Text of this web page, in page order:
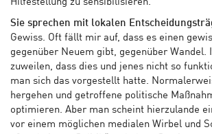
Hilfestellung zu sensibilisieren.
Sie sprechen mit lokalen
Gewiss. Oft fällt mir auf, dass es einen
gegenüber Neuem gibt, gegenüber Wandel.
zuweilen, dass dies und jenes nicht so
man sich das vorgestellt hatte.
hergehen und getroffene politische
optimieren. Aber man scheint hierzulande
vor einem möglichen medialen Wirbel und